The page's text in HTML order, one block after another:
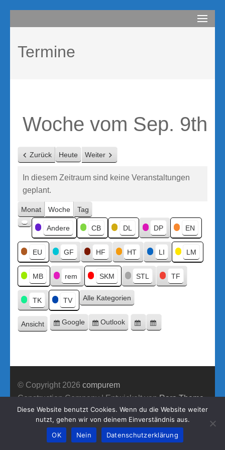
Inhalt
(Enter
drücken)
compurem
Termine
Woche vom Sep. 9th
Zurück Heute Weiter
In diesem Zeitraum sind keine Veranstaltungen
geplant.
Monat Woche Tag
Kategorien
Kategorie
ohne
Titel
Andere CB DL DP EN
EU GF HF HT LI LM
MB rem SKM STL TF
TK TV Alle Kategorien
Ansicht ausdrucken
Eintragen
Google
Eintragen
Outlook
Google-
© Copyright 2026 compurem
Construction Company | Entwickelt von Rara Theme
Präsentiert von WordPress.
Diese Website benutzt Cookies. Wenn du die Website weiter
nutzt, gehen wir von deinem Einverständnis aus.
OK
Nein Datenschutzerklärung